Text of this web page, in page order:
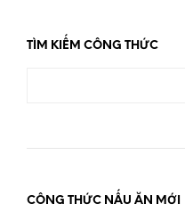
TÌM KIẾM CÔNG THỨC
CÔNG THỨC NẤU ĂN MỚI